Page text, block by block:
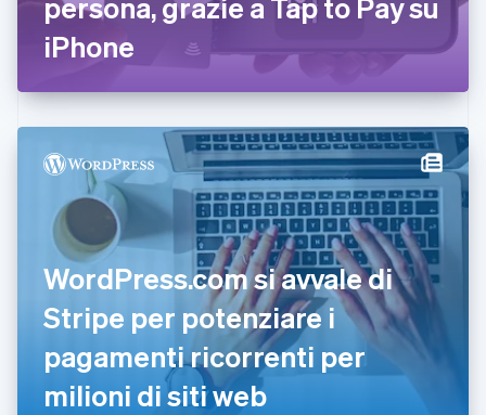
persona, grazie a Tap to Pay su
iPhone
WordPress.com si avvale di
Stripe per potenziare i
pagamenti ricorrenti per
milioni di siti web
Finlandia
Svenska
Francia
English
Germania
日本語 English
Gibilterra
English
Grecia
English
India
English
Irlanda
English
Italia
ItalianoEnglish
Lettonia